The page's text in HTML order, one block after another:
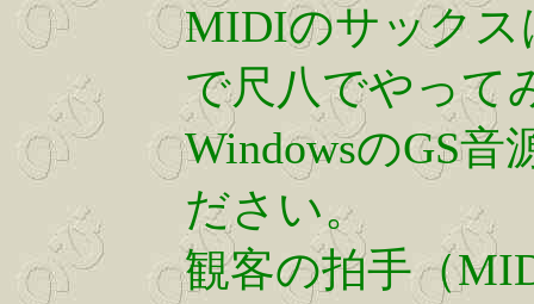
MIDIのサック
で尺八でやって
WindowsのGS
ださい。
観客の拍手（